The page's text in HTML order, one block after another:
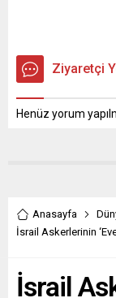
Ziyaretçi
Henüz yorum
Anasayfa
İsrail Askerlerinin
İsrail